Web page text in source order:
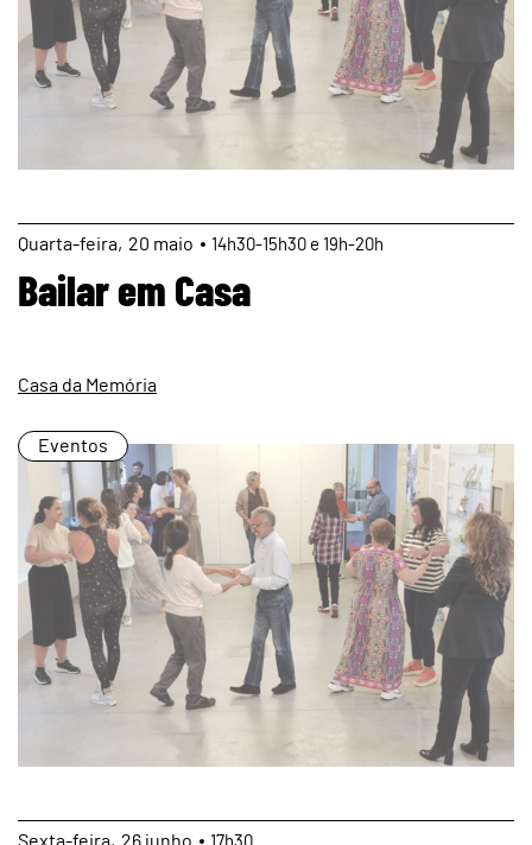
page20 maio
Quarta 14h30-15h30 e 19h-20h
Bailar em Casa
Casa da Memória
Eventos